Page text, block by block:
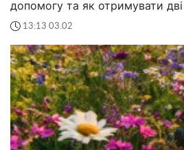
допомогу та як отримувати дві
13:13 03.02